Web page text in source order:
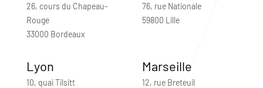
26, cours du Chapeau-
Rouge
33000 Bordeaux
76, rue Nationale
59800 Lille
Lyon
10, quai Tilsitt
Marseille
12, rue Breteuil